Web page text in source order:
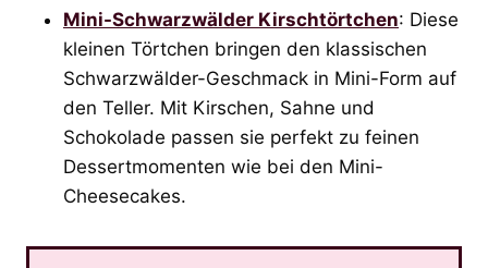
Mini-Schwarzwälder Kirschtörtchen: Diese
kleinen Törtchen bringen den klassischen
Schwarzwälder-Geschmack in Mini-Form auf
den Teller. Mit Kirschen, Sahne und
Schokolade passen sie perfekt zu feinen
Dessertmomenten wie bei den Mini-
Cheesecakes.